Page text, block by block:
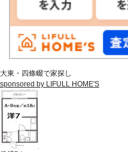
大東・四條畷で家探し
sponsored by LIFULL HOME'S